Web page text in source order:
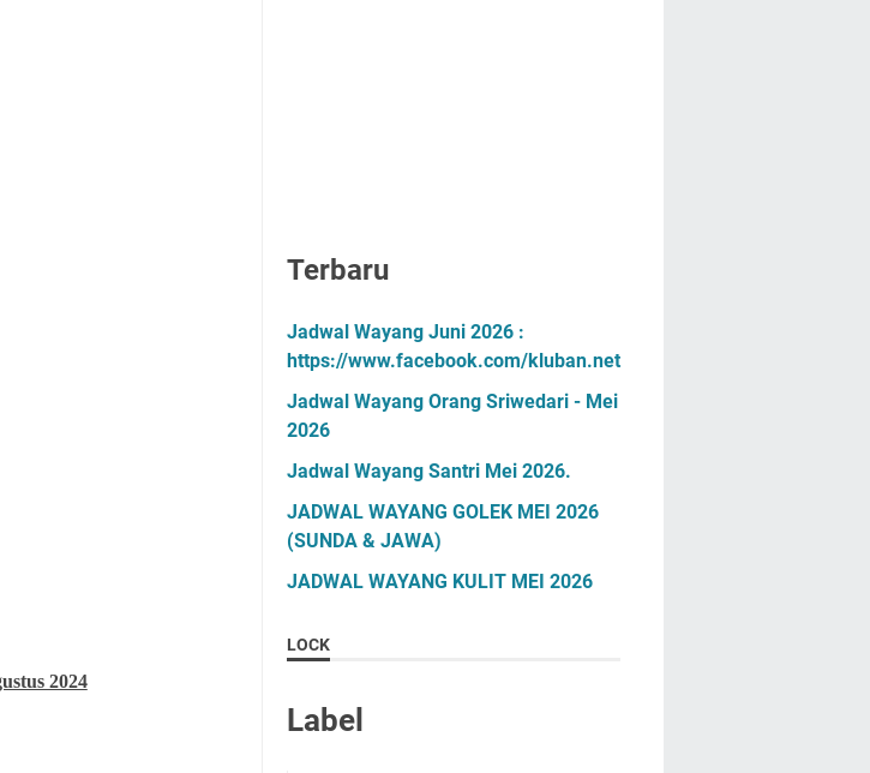
2024
Terbaru
Jadwal Wayang Juni 2026 :
https://www.facebook.com/kluban.net
Jadwal Wayang Orang Sriwedari - Mei
2026
Jadwal Wayang Santri Mei 2026.
JADWAL WAYANG GOLEK MEI 2026
(SUNDA & JAWA)
JADWAL WAYANG KULIT MEI 2026
LOCK
Label